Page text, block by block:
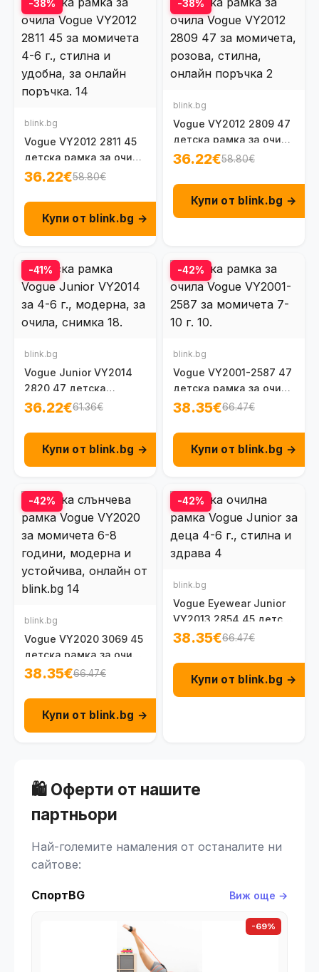
-38%
blink.bg
Vogue VY2012 2811 45
детска рамка за очила
за момичета 4 - 6 г.
36.22€58.80€
Купи от blink.bg →
-38%
blink.bg
Vogue VY2012 2809 47
детска рамка за очила
за момичета 6 - 8 г.
36.22€58.80€
Купи от blink.bg →
-41%
blink.bg
Vogue Junior VY2014
2820 47 детска
унисекс рамка за
36.22€61.36€
Купи от blink.bg →
-42%
blink.bg
Vogue VY2001-2587 47
детска рамка за очила
за момичета 7 - 10 г.
38.35€66.47€
Купи от blink.bg →
-42%
blink.bg
Vogue VY2020 3069 45
детска рамка за очила
за момичета 6 - 8 г.
38.35€66.47€
Купи от blink.bg →
-42%
blink.bg
Vogue Eyewear Junior
VY2013 2854 45 детска
рамка за очила 4-6 г.
38.35€66.47€
Купи от blink.bg →
🛍️ Оферти от нашите
партньори
Най-големите намаления от останалите ни
сайтове:
СпортBG Виж още →
-69%